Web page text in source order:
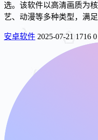
选。该软件以高清画质为
艺、动漫等多种类型，满
安卓软件 2025-07-21 1716 0